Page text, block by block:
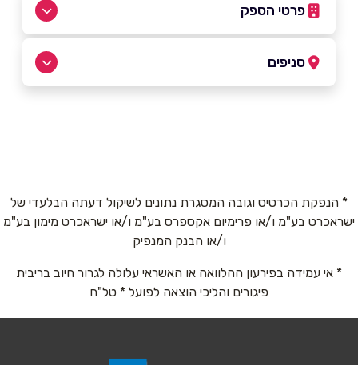
פרטי הספק
באתר
טלפון*
אימייל*
סניפים
* הנפקת הכרטיס וגובה המסגרת נתונים לשיקול דעתה הבלעדי של
ישראכרט בע"מ ו/או פרימיום אקספרס בע"מ ו/או ישראכרט מימון בע"מ
ו/או הבנק המנפיק
* אי עמידה בפירעון ההלוואה או האשראי עלולה לגרור חיוב בריבית
פיגורים והליכי הוצאה לפועל * טל"ח